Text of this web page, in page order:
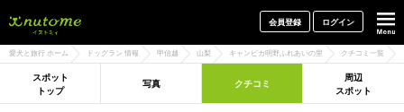
会員登録 ログイン
愛犬と旅行 ホーム ドッグラン 情報 甲信越 山梨 キャンピカ明野ふれあいの里 クチコミ一覧
スポット
トップ
写真 クチコミ
周辺
スポット